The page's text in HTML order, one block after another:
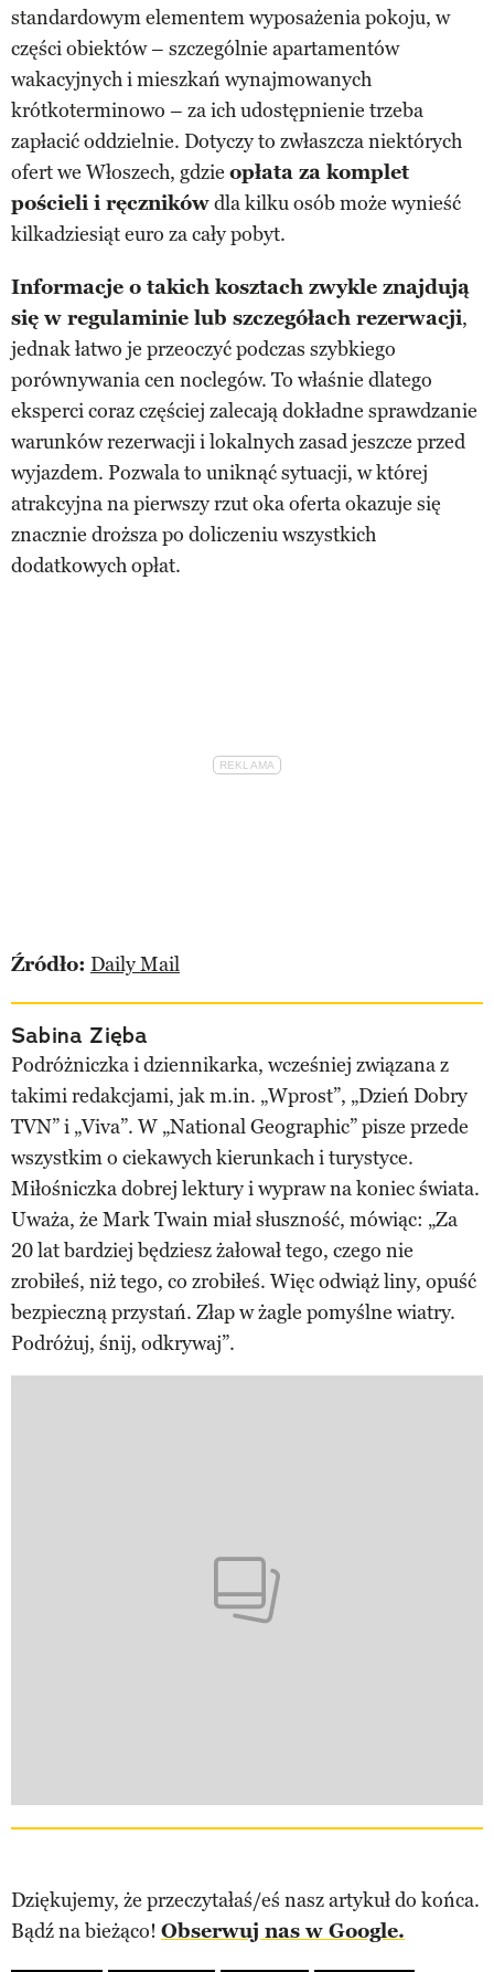
standardowym elementem wyposażenia pokoju, w
części obiektów – szczególnie apartamentów
wakacyjnych i mieszkań wynajmowanych
krótkoterminowo – za ich udostępnienie trzeba
zapłacić oddzielnie. Dotyczy to zwłaszcza niektórych
ofert we Włoszech, gdzie opłata za komplet
pościeli i ręcznikówdla kilku osób może wynieść
kilkadziesiąt euro za cały pobyt.
Informacje o takich kosztach zwykle znajdują
się w regulaminie lub szczegółach rezerwacji,
jednak łatwo je przeoczyć podczas szybkiego
porównywania cen noclegów. To właśnie dlatego
eksperci coraz częściej zalecają dokładne sprawdzanie
warunków rezerwacji i lokalnych zasad jeszcze przed
wyjazdem. Pozwala to uniknąć sytuacji, w której
atrakcyjna na pierwszy rzut oka oferta okazuje się
znacznie droższa po doliczeniu wszystkich
dodatkowych opłat.
Źródło: Daily Mail
Sabina Zięba
Podróżniczka i dziennikarka, wcześniej związana z
takimi redakcjami, jak m.in. „Wprost”, „Dzień Dobry
TVN” i „Viva”. W „National Geographic” pisze przede
wszystkim o ciekawych kierunkach i turystyce.
Miłośniczka dobrej lektury i wypraw na koniec świata.
Uważa, że Mark Twain miał słuszność, mówiąc: „Za
20 lat bardziej będziesz żałował tego, czego nie
zrobiłeś, niż tego, co zrobiłeś. Więc odwiąż liny, opuść
bezpieczną przystań. Złap w żagle pomyślne wiatry.
Podróżuj, śnij, odkrywaj”.
Dziękujemy, że przeczytałaś/eś nasz artykuł do końca.
Bądź na bieżąco! Obserwuj nas w Google.